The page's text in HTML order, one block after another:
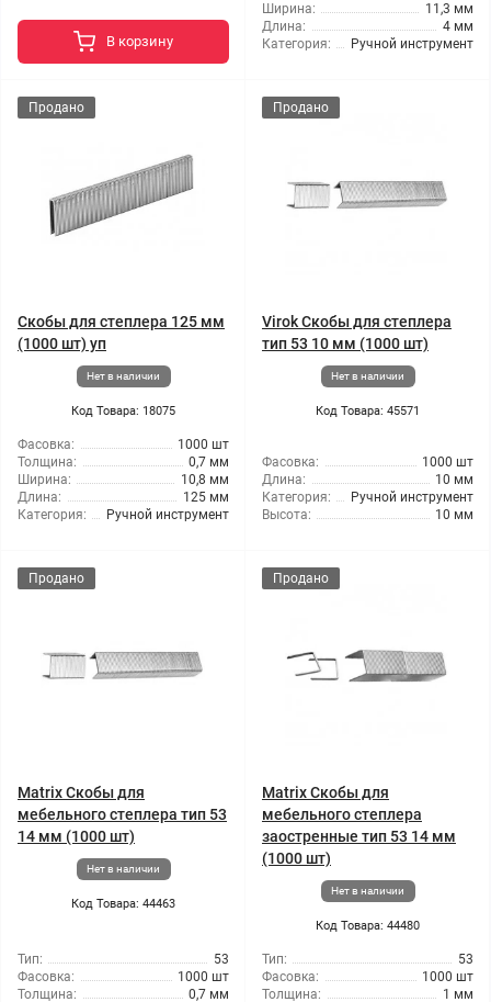
В корзину
Ширина:
11,3 мм
Длина:
4 мм
Категория:
Ручной инструмент
Продано
Скобы для степлера 125 мм
(1000 шт) уп
Нет в наличии
Код Товара: 18075
Фасовка:
1000 шт
Толщина:
0,7 мм
Ширина:
10,8 мм
Длина:
125 мм
Категория:
Ручной инструмент
Продано
Virok Скобы для степлера
тип 53 10 мм (1000 шт)
Нет в наличии
Код Товара: 45571
Фасовка:
1000 шт
Длина:
10 мм
Категория:
Ручной инструмент
Высота:
10 мм
Продано
Matrix Скобы для
мебельного степлера тип 53
14 мм (1000 шт)
Нет в наличии
Код Товара: 44463
Тип:
53
Фасовка:
1000 шт
Толщина:
0,7 мм
Продано
Matrix Скобы для
мебельного степлера
заостренные тип 53 14 мм
(1000 шт)
Нет в наличии
Код Товара: 44480
Тип:
53
Фасовка:
1000 шт
Толщина:
1 мм